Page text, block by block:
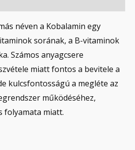
néven a Kobalamin egy
sorának, a B-vitaminok
Számos anyagcsere
miatt fontos a bevitele a
kulcsfontosságú a megléte az
működéséhez,
folyamata miatt.